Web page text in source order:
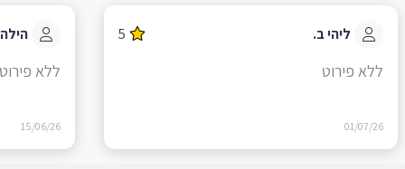
ליהי ב. 5
ללא פירוט
01/07/26
הילה ב.
ללא פירוט
15/06/26